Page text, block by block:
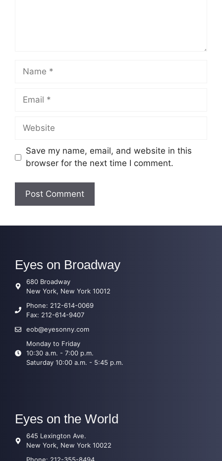
Name
Email
Website
Save my name, email, and website in this
browser for the next time I comment.
Eyes on Broadway
680 Broadway
New York, New York 10012
Phone: 212-614-0069
Fax: 212-614-9407
eob@eyesonny.com
Monday to Friday
10:30 a.m. - 7:00 p.m.
Saturday 10:00 a.m. - 5:45 p.m.
Eyes on the World
645 Lexington Ave.
New York, New York 10022